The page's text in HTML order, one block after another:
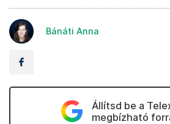
Bánáti Anna
Állítsd be a
megbízható